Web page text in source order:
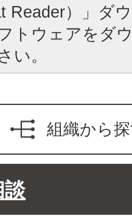
Reader）」ダ
トウェアをダ
い。
組織から
談